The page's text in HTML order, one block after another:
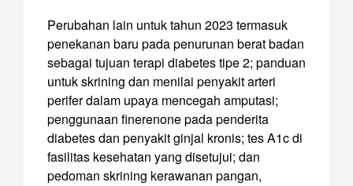
Perubahan lain untuk tahun 2023 termasuk
penekanan baru pada penurunan berat badan
sebagai tujuan terapi diabetes tipe 2; panduan
untuk skrining dan menilai penyakit arteri
perifer dalam upaya mencegah amputasi;
penggunaan finerenone pada penderita
diabetes dan penyakit ginjal kronis; tes A1c di
fasilitas kesehatan yang disetujui; dan
pedoman skrining kerawanan pangan,